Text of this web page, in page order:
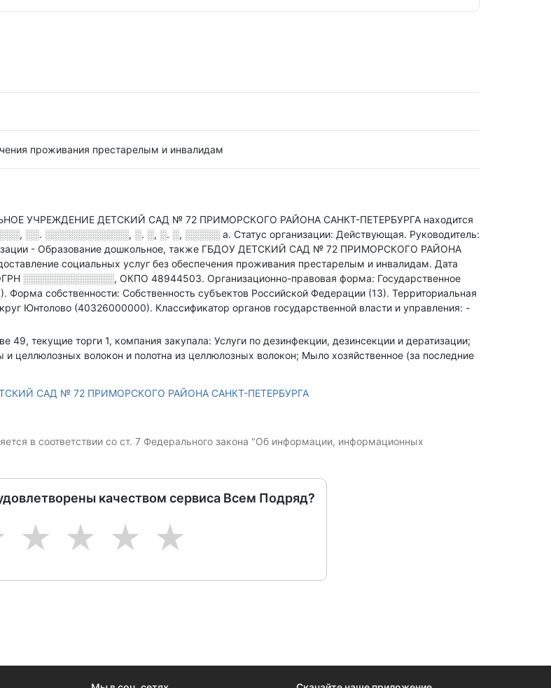
проживания престарелым и инвалидам
УЧРЕЖДЕНИЕ ДЕТСКИЙ САД № 72 ПРИМОРСКОГО РАЙОНА САНКТ-ПЕТЕРБУРГА находится
░░. ░░░░░░░░░░░░, ░. ░, ░. ░, ░░░░░ а. Статус организации: Действующая. Руководитель:
- Образование дошкольное, также ГБДОУ ДЕТСКИЙ САД № 72 ПРИМОРСКОГО РАЙОНА
социальных услуг без обеспечения проживания престарелым и инвалидам. Дата
░░░░░░░░░░░░░, ОКПО 48944503. Организационно-правовая форма: Государственное
Форма собственности: Собственность субъектов Российской Федерации (13). Территориальная
Юнтолово (40326000000). Классификатор органов государственной власти и управления: -
49, текущие торги 1, компания закупала: Услуги по дезинфекции, дезинсекции и дератизации;
целлюлозных волокон и полотна из целлюлозных волокон; Мыло хозяйственное (за последние
САД № 72 ПРИМОРСКОГО РАЙОНА САНКТ-ПЕТЕРБУРГА
в соответствии со ст. 7 Федерального закона "Об информации, информационных
качеством сервиса Всем Подряд?
5
4
3
2